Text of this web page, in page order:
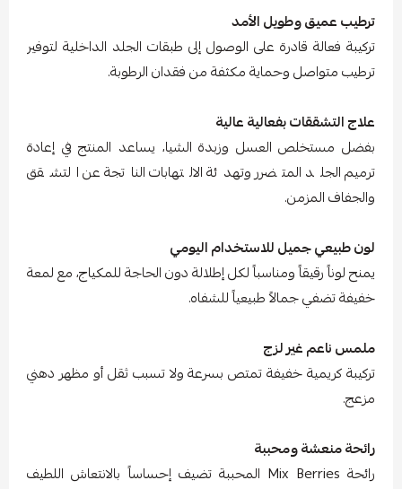
ترطيب عميق وطويل الأمد
تركيبة فعالة قادرة على الوصول إلى طبقات الجلد الداخلية لتوفير
ترطيب متواصل وحماية مكثفة من فقدان الرطوبة.
علاج التشققات بفعالية عالية
بفضل مستخلص العسل وزبدة الشيا، يساعد المنتج في إعادة
ترميم الجلد المتضرر وتهدئة الالتهابات الناتجة عن التشقق
والجفاف المزمن.
لون طبيعي جميل للاستخدام اليومي
يمنح لوناً رقيقاً ومناسباً لكل إطلالة دون الحاجة للمكياج، مع لمعة
خفيفة تضفي جمالاً طبيعياً للشفاه.
ملمس ناعم غير لزج
تركيبة كريمية خفيفة تمتص بسرعة ولا تسبب ثقل أو مظهر دهني
مزعج.
رائحة منعشة ومحببة
رائحة Mix Berries المحببة تضيف إحساساً بالانتعاش اللطيف